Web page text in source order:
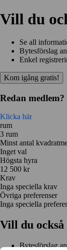
Vill du
Se all
Bytesförslag
Enkel
Kom igång gratis!
Redan medlem?
Klicka här
rum
3 rum
Minst antal
Inget val
Högsta hyra
12 500 kr
Krav
Inga speciella krav
Övriga preferenser
Inga speciella
Vill du
Bytesförslag